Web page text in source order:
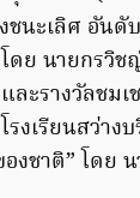
ชนะเลิศ อันดั
ดย นายกรวิ
ะรางวัลชมเ
รงเรียนสว่า
องชาติ” โดย